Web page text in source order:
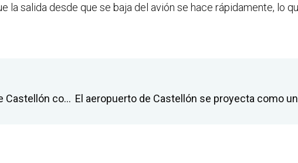
la salida desde que se baja del avión se hace rápidamente, lo
La Generalitat mejora el acceso al Aeropuerto de Castellón con la puesta en servicio a partir de noviembre de una lanzadera desde la estación de Torreblanca